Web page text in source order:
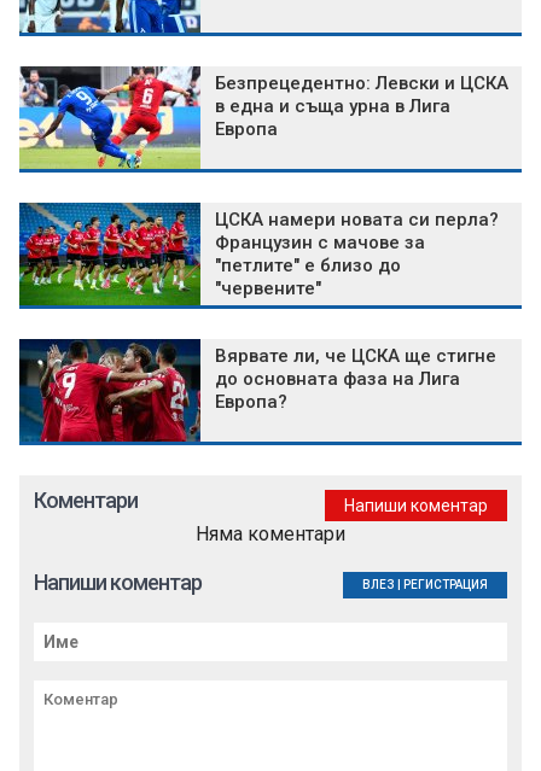
Безпрецедентно: Левски и ЦСКА
в една и съща урна в Лига
Европа
ЦСКА намери новата си перла?
Французин с мачове за
"петлите" е близо до
"червените"
Вярвате ли, че ЦСКА ще стигне
до основната фаза на Лига
Европа?
Коментари Напиши коментар
Няма коментари
Напиши коментар ВЛЕЗ РЕГИСТРАЦИЯ